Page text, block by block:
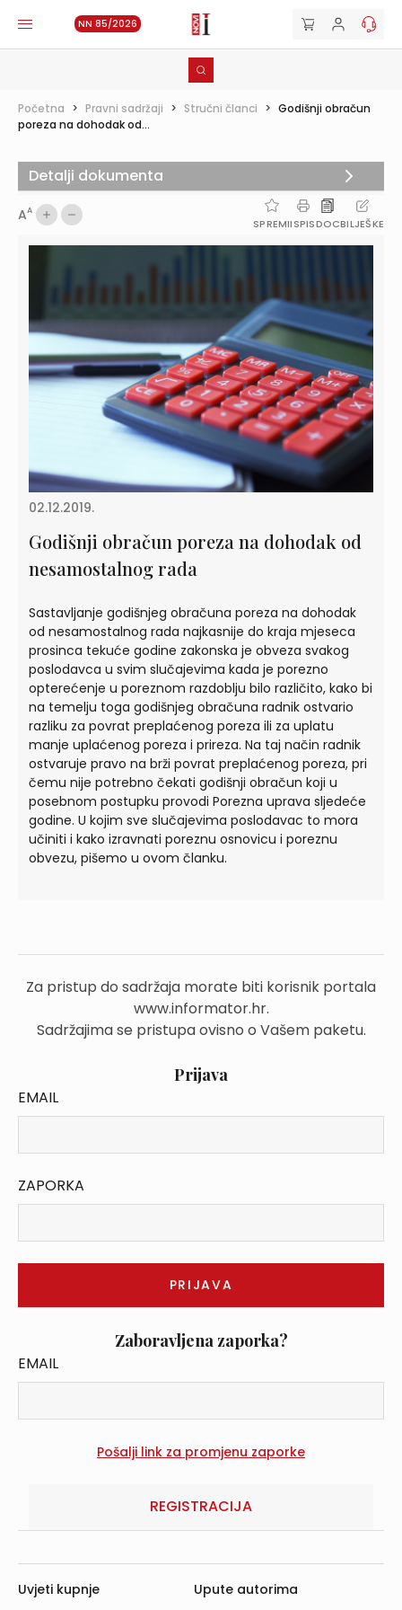
NN 85/2026
Početna > Pravni sadržaji > Stručni članci > Godišnji obračun
poreza na dohodak od...
AA
SPREMIISPISDOCBILJEŠKE
02.12.2019.
Godišnji obračun poreza na dohodak od
nesamostalnog rada
Sastavljanje godišnjeg obračuna poreza na dohodak
od nesamostalnog rada najkasnije do kraja mjeseca
prosinca tekuće godine zakonska je obveza svakog
poslodavca u svim slučajevima kada je porezno
opterećenje u poreznom razdoblju bilo različito, kako bi
na temelju toga godišnjeg obračuna radnik ostvario
razliku za povrat preplaćenog poreza ili za uplatu
manje uplaćenog poreza i prireza. Na taj način radnik
ostvaruje pravo na brži povrat preplaćenog poreza, pri
čemu nije potrebno čekati godišnji obračun koji u
posebnom postupku provodi Porezna uprava sljedeće
godine. U kojim sve slučajevima poslodavac to mora
učiniti i kako izravnati poreznu osnovicu i poreznu
obvezu, pišemo u ovom članku.
Za pristup do sadržaja morate biti korisnik portala
www.informator.hr.
Sadržajima se pristupa ovisno o Vašem paketu.
Prijava
EMAIL
ZAPORKA
Zaboravljena zaporka?
EMAIL
REGISTRACIJA
Detalji dokumenta
Uvjeti kupnje Upute autorima